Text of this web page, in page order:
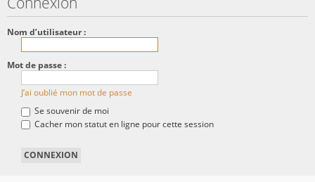
Nom d’utilisateur :
Mot de passe :
J’ai oublié mon mot de passe
Se souvenir de moi
Cacher mon statut en ligne pour cette session